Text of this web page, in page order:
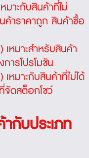
มาะกับสินค้าที่ไม่
ค้าราคาถูก สินค้าซื้อ
หมาะสำหรับสินค้า
ารโปรโมชัน
หมาะกับสินค้าที่ไม่ได้
จัดสต็อกโชว์
กับประเภท